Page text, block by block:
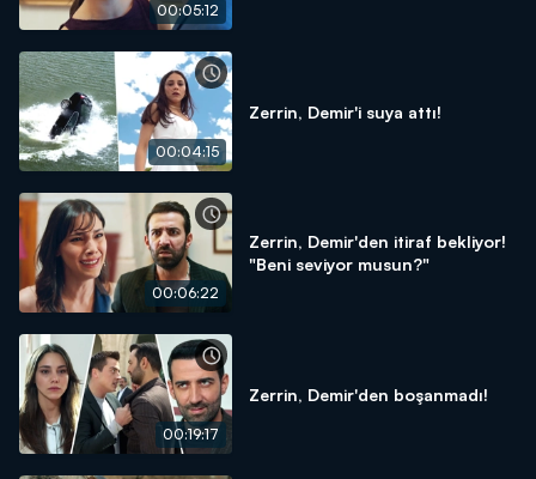
00:05:12
00:04:15
Zerrin, Demir'i suya attı!
00:06:22
Zerrin, Demir'den itiraf bekliyor!
"Beni seviyor musun?"
00:19:17
Zerrin, Demir'den boşanmadı!